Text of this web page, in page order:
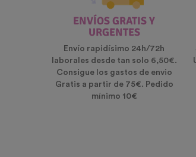
ENVÍOS GRATIS Y
URGENTES
Envío rapidísimo 24h/72h
laborales desde tan solo 6,50€.
Consigue los gastos de envio
Gratis a partir de 75€. Pedido
mínimo 10€